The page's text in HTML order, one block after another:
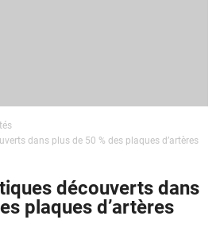
dans plus de 50 % des plaques d’artères
découverts dans
plaques d’artères